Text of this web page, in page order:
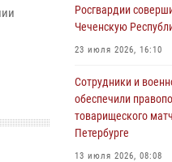
Иван Пияшев –
армии с
07 августа 2026, 12:00
Росгвардейцы
подняться на
Санкт-Петербурге
07 августа 2026, 11:34
Росгвардии
Чеченскую
23 июля 2026, 16:10
Сотрудники и
обеспечили
товарищеского
Петербурге
13 июля 2026, 08:08